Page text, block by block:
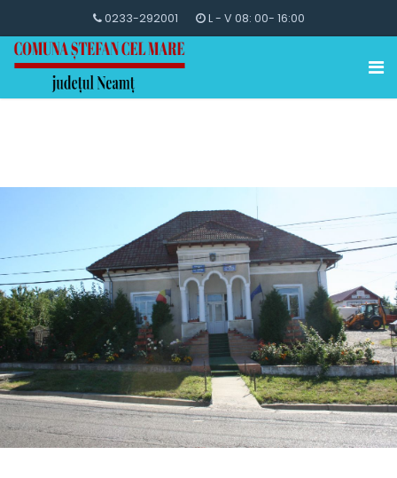
0233-292001 L - V 08: 00- 16:00